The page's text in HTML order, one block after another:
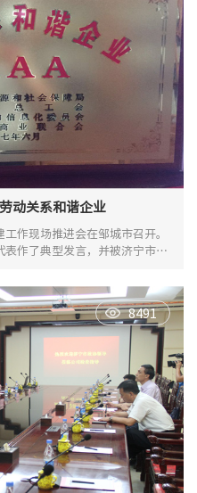
动关系和谐企业
作现场推进会在邹城市召开。
作了典型发言，并被济宁市人
8491